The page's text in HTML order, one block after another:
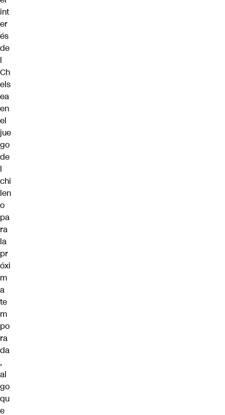
int
er
és
de
l
Ch
els
ea
en
el
jue
go
de
l
chi
len
o
pa
ra
la
pr
óxi
m
a
te
m
po
ra
da
,
al
go
qu
e